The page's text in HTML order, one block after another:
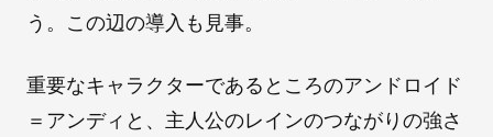
う。この辺の導入も見事。
重要なキャラクターであるところのアンドロイド
＝アンディと、主人公のレインのつながりの強さ